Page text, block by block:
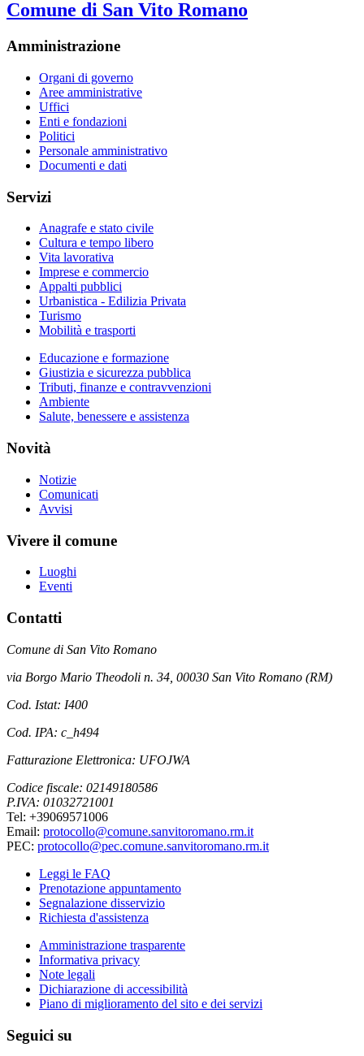
Comune di San Vito Romano
Amministrazione
Organi di governo
Aree amministrative
Uffici
Enti e fondazioni
Politici
Personale amministrativo
Documenti e dati
Servizi
Anagrafe e stato civile
Cultura e tempo libero
Vita lavorativa
Imprese e commercio
Appalti pubblici
Urbanistica - Edilizia Privata
Turismo
Mobilità e trasporti
Educazione e formazione
Giustizia e sicurezza pubblica
Tributi, finanze e contravvenzioni
Ambiente
Salute, benessere e assistenza
Novità
Notizie
Comunicati
Avvisi
Vivere il comune
Luoghi
Eventi
Contatti
Comune di San Vito Romano
via Borgo Mario Theodoli n. 34, 00030 San Vito Romano (RM)
Cod. Istat: I400
Cod. IPA: c_h494
Fatturazione Elettronica: UFOJWA
Codice fiscale: 02149180586
P.IVA: 01032721001
Tel: +39069571006
Email: protocollo@comune.sanvitoromano.rm.it
PEC: protocollo@pec.comune.sanvitoromano.rm.it
Leggi le FAQ
Prenotazione appuntamento
Segnalazione disservizio
Richiesta d'assistenza
Amministrazione trasparente
Informativa privacy
Note legali
Dichiarazione di accessibilità
Piano di miglioramento del sito e dei servizi
Seguici su